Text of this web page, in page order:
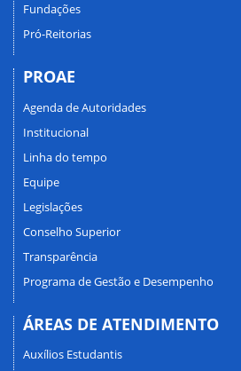
Fundações
Pró-Reitorias
PROAE
Agenda de Autoridades
Institucional
Linha do tempo
Equipe
Legislações
Conselho Superior
Transparência
Programa de Gestão e Desempenho
ÁREAS DE ATENDIMENTO
Auxílios Estudantis